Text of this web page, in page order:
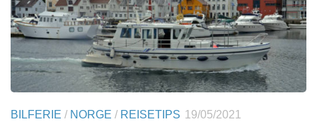
BILFERIE / NORGE / REISETIPS 19/05/2021